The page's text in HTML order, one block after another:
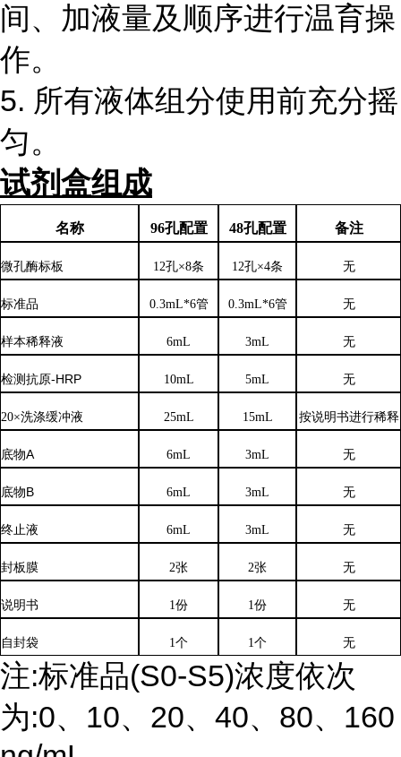
间、加液量及顺序进行温育操
作。
5. 所有液体组分使用前充分摇
匀。
试剂盒组成
名称 96孔配置 48孔配置 备注
微孔酶标板 12孔×8条 12孔×4条 无
标准品 0.3mL*6管 0.3mL*6管 无
样本稀释液 6mL 3mL 无
检测抗原-HRP 10mL 5mL 无
20×洗涤缓冲液 25mL 15mL 按说明书进行稀释
底物A 6mL 3mL 无
底物B 6mL 3mL 无
终止液 6mL 3mL 无
封板膜 2张 2张 无
说明书 1份 1份 无
自封袋 1个 1个 无
注:标准品(S0-S5)浓度依次
为:0、10、20、40、80、160